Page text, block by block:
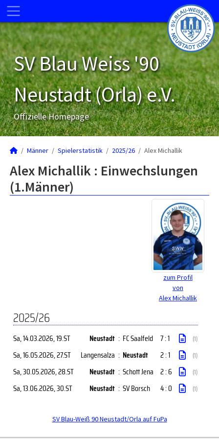
SV Blau Weiss '90
Neustadt (Orla) e.V.
Offizielle Homepage
Männer Spielerstatistik 2025/26 Alex Michallik
Alex Michallik : Einwechslungen
(1.Männer)
zum Profil
von
Alex Michallik
2025/26
Sa, 14.03.2026, 19.ST Neustadt : FC Saalfeld 7 : 1 (1)
Sa, 16.05.2026, 27.ST Langensalza : Neustadt 2 : 1 (1)
Sa, 30.05.2026, 28.ST Neustadt : Schott Jena 2 : 6 (1)
Sa, 13.06.2026, 30.ST Neustadt : SV Borsch 4 : 0 (1)
SV Blau-Weiß 90 Neustadt/Orla auf FuPa